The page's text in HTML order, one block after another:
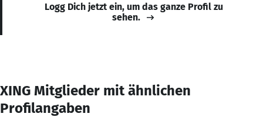
Logg Dich jetzt ein, um das ganze Profil zu
sehen.
XING Mitglieder mit ähnlichen
Profilangaben